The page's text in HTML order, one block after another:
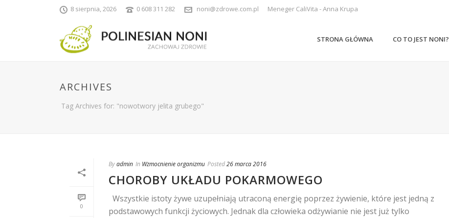
8 sierpnia, 2026 0 608 311 282 noni@zdrowe.com.pl Meneger CaliVita - Anna Krupa
STRONA GŁÓWNA CO TO JEST NONI?
ARCHIVES
Tag Archives for: "nowotwory jelita grubego"
0
Byadmin In Wzmocnienie organizmu Posted26 marca 2016
CHOROBY UKŁADU POKARMOWEGO
Wszystkie istoty żywe uzupełniają utraconą energię poprzez żywienie, które jest jedną z
podstawowych funkcji życiowych. Jednak dla człowieka odżywianie nie jest już tylko